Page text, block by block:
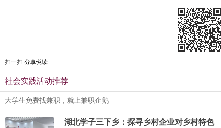
扫一扫 分享悦读
社会实践活动推荐
大学生免费找兼职，就上兼职企鹅
湖北学子三下乡：探寻乡村企业对乡村特色